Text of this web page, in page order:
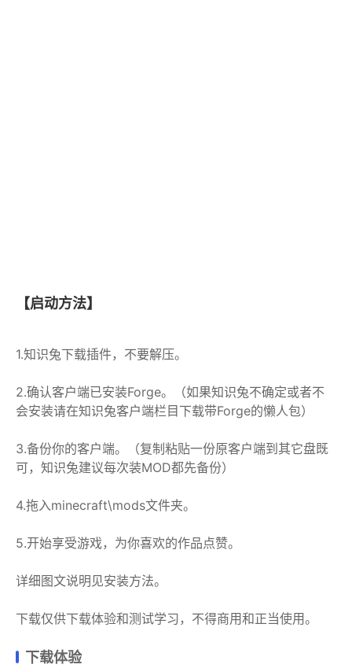
【启动方法】
1.知识兔下载插件，不要解压。
2.确认客户端已安装Forge。（如果知识兔不确定或者不
会安装请在知识兔客户端栏目下载带Forge的懒人包）
3.备份你的客户端。（复制粘贴一份原客户端到其它盘既
可，知识兔建议每次装MOD都先备份）
4.拖入minecraft\mods文件夹。
5.开始享受游戏，为你喜欢的作品点赞。
详细图文说明见安装方法。
下载仅供下载体验和测试学习，不得商用和正当使用。
下载体验